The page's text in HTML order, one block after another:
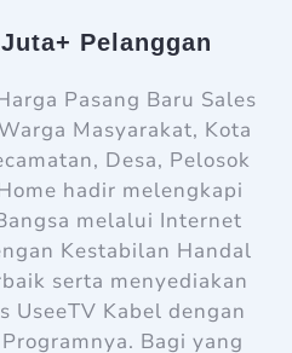
Pelanggan
Pasang Baru Sales
Masyarakat, Kota
Desa, Pelosok
hadir melengkapi
melalui Internet
Kestabilan Handal
serta menyediakan
UseeTV Kabel dengan
Bagi yang